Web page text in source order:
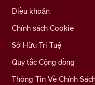
Điều khoản
Chính sách Cookie
Sở Hữu Trí Tuệ
Quy tắc Cộng đồng
Thông Tin Về Chính